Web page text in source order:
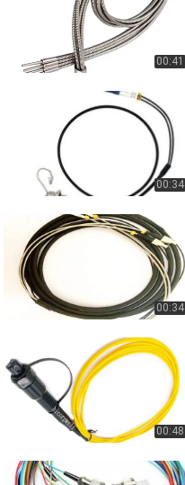
00:41
00:34
00:34
00:48